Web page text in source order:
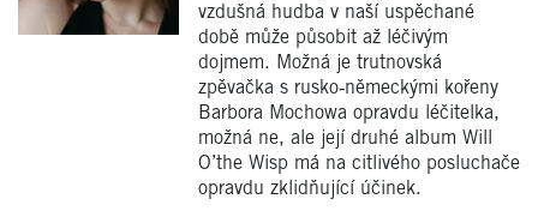
vzdušná hudba v naší uspěchané
době může působit až léčivým
dojmem. Možná je trutnovská
zpěvačka s rusko‑německými kořeny
Barbora Mochowa opravdu léčitelka,
možná ne, ale její druhé album Will
O’the Wisp má na citlivého posluchače
opravdu zklidňující účinek.